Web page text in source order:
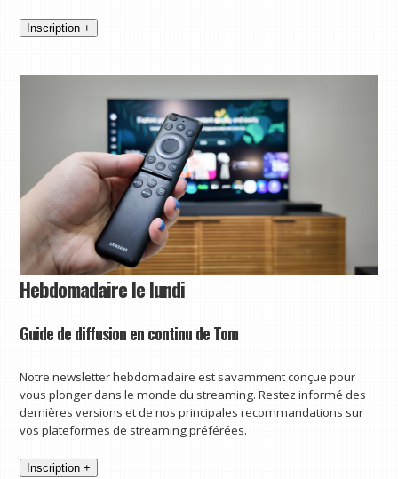
Inscription +
Hebdomadaire le lundi
Guide de diffusion en continu de Tom
Notre newsletter hebdomadaire est savamment conçue pour
vous plonger dans le monde du streaming. Restez informé des
dernières versions et de nos principales recommandations sur
vos plateformes de streaming préférées.
Inscription +